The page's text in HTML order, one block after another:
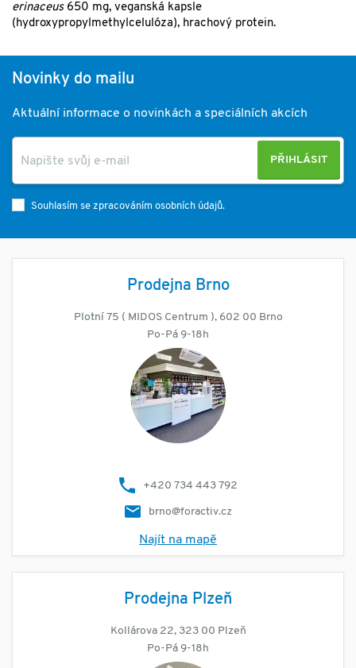
erinaceus 650 mg, veganská kapsle
(hydroxypropylmethylcelulóza), hrachový protein.
Novinky do mailu
Aktuální informace o novinkách a speciálních akcích
PŘIHLÁSIT
Souhlasím se zpracováním osobních údajů.
Prodejna Brno
Plotní 75 ( MIDOS Centrum ), 602 00 Brno
Po-Pá 9-18h
+420 734 443 792
brno@foractiv.cz
Najít na mapě
Prodejna Plzeň
Kollárova 22, 323 00 Plzeň
Po-Pá 9-18h